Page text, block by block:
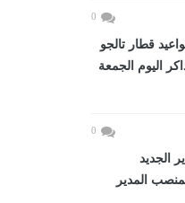
0
قطار تالجو
اليوم الجمعة
0
الجديد
المدير